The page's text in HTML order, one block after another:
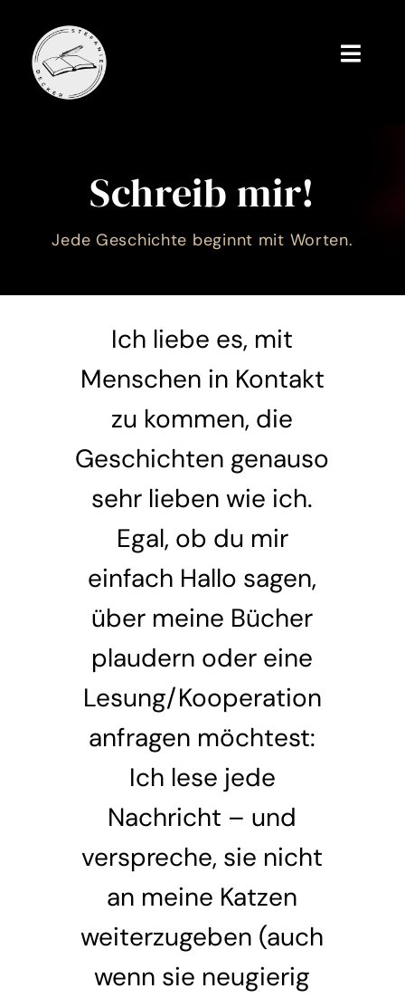
content
Toggle
Schreib mir!
Jede Geschichte beginnt mit Worten.
Ich liebe es, mit
Menschen in Kontakt
zu kommen, die
Geschichten genauso
sehr lieben wie ich.
Egal, ob du mir
einfach Hallo sagen,
über meine Bücher
plaudern oder eine
Lesung/Kooperation
anfragen möchtest:
Ich lese jede
Nachricht – und
verspreche, sie nicht
an meine Katzen
weiterzugeben (auch
wenn sie neugierig